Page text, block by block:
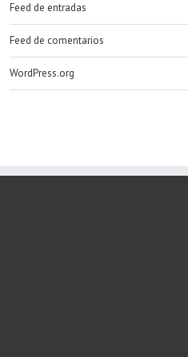
Feed de entradas
Feed de comentarios
WordPress.org